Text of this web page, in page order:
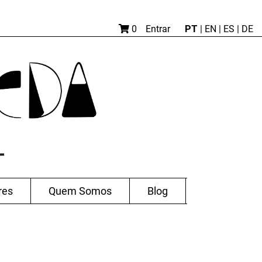
0 Entrar PT | EN | ES | DE
Quem Somos Blog